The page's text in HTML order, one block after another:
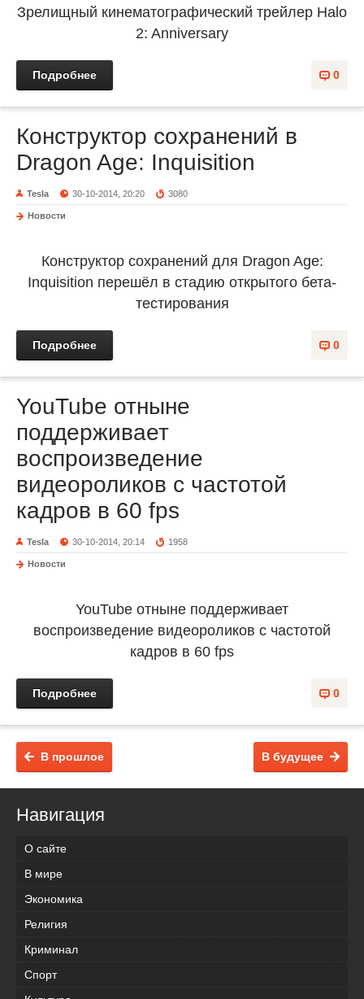
Зрелищный кинематографический трейлер Halo
2: Anniversary
0
Подробнее
Конструктор сохранений в
Dragon Age: Inquisition
Tesla 30-10-2014, 20:20 3080
Новости
Конструктор сохранений для Dragon Age:
Inquisition перешёл в стадию открытого бета-
тестирования
0
Подробнее
YouTube отныне
поддерживает
воспроизведение
видеороликов с частотой
кадров в 60 fps
Tesla 30-10-2014, 20:14 1958
Новости
YouTube отныне поддерживает
воспроизведение видеороликов с частотой
кадров в 60 fps
0
Подробнее
В будущее
В прошлое
Навигация
О сайте
В мире
Экономика
Религия
Криминал
Спорт